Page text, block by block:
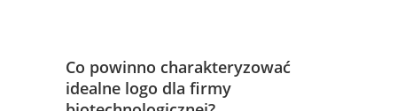
Co powinno charakteryzować
idealne logo dla firmy